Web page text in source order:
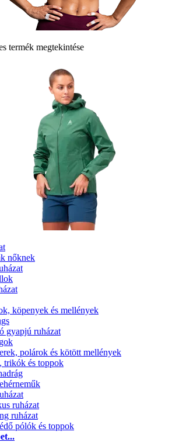
termék megtekintése
nőknek
köpenyek és mellények
gyapjú ruházat
polárok és kötött mellények
trikók és toppok
ruházat
ruházat
pólók és toppok